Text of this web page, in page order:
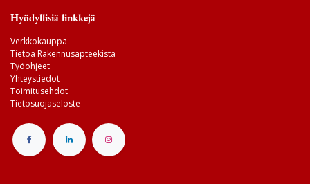
Hyödyllisiä linkkejä
Verkkokauppa
Tietoa Rakennusapteekista
Työohjeet
Yhteystiedot
Toimitusehdot
Tietosuojaseloste